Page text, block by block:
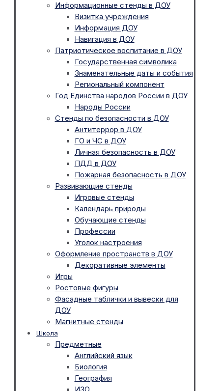
Информационные стенды в ДОУ
Визитка учреждения
Информация ДОУ
Навигация в ДОУ
Патриотическое воспитание в ДОУ
Государственная символика
Знаменательные даты и события
Региональный компонент
Год Единства народов России в ДОУ
Народы России
Стенды по безопасности в ДОУ
Антитеррор в ДОУ
ГО и ЧС в ДОУ
Личная безопасность в ДОУ
ПДД в ДОУ
Пожарная безопасность в ДОУ
Развивающие стенды
Игровые стенды
Календарь природы
Обучающие стенды
Профессии
Уголок настроения
Оформление пространств в ДОУ
Декоративные элементы
Игры
Ростовые фигуры
Фасадные таблички и вывески для
ДОУ
Магнитные стенды
Школа
Предметные
Английский язык
Биология
География